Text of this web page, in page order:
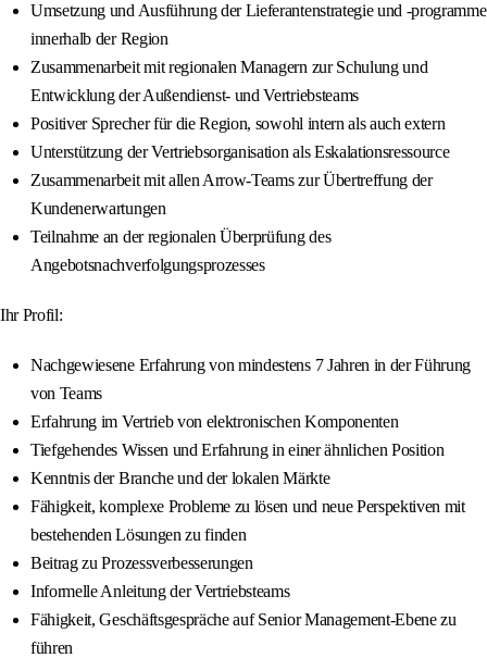
Umsetzung und Ausführung der Lieferantenstrategie und -programme
innerhalb der Region
Zusammenarbeit mit regionalen Managern zur Schulung und
Entwicklung der Außendienst- und Vertriebsteams
Positiver Sprecher für die Region, sowohl intern als auch extern
Unterstützung der Vertriebsorganisation als Eskalationsressource
Zusammenarbeit mit allen Arrow-Teams zur Übertreffung der
Kundenerwartungen
Teilnahme an der regionalen Überprüfung des
Angebotsnachverfolgungsprozesses
Ihr Profil:
Nachgewiesene Erfahrung von mindestens 7 Jahren in der Führung
von Teams
Erfahrung im Vertrieb von elektronischen Komponenten
Tiefgehendes Wissen und Erfahrung in einer ähnlichen Position
Kenntnis der Branche und der lokalen Märkte
Fähigkeit, komplexe Probleme zu lösen und neue Perspektiven mit
bestehenden Lösungen zu finden
Beitrag zu Prozessverbesserungen
Informelle Anleitung der Vertriebsteams
Fähigkeit, Geschäftsgespräche auf Senior Management-Ebene zu
führen